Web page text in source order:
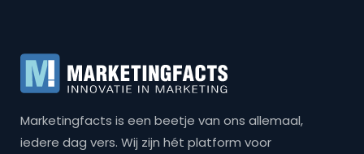
Marketingfacts is een beetje van ons allemaal,
iedere dag vers. Wij zijn hét platform voor